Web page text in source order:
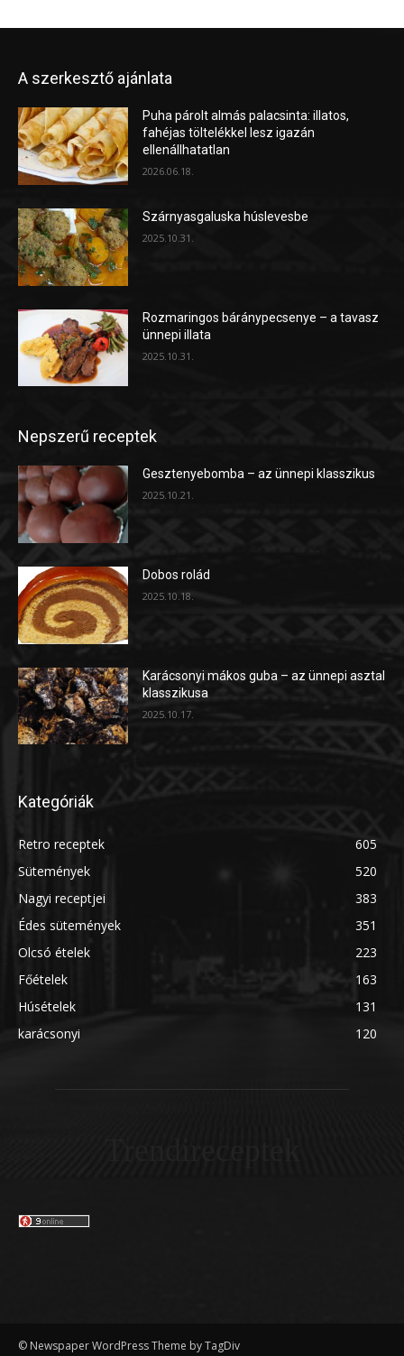
A szerkesztő ajánlata
Puha párolt almás palacsinta: illatos,
fahéjas töltelékkel lesz igazán
ellenállhatatlan
2026.06.18.
Szárnyasgaluska húslevesbe
2025.10.31.
Rozmaringos báránypecsenye – a tavasz
ünnepi illata
2025.10.31.
Nepszerű receptek
Gesztenyebomba – az ünnepi klasszikus
2025.10.21.
Dobos rolád
2025.10.18.
Karácsonyi mákos guba – az ünnepi asztal
klasszikusa
2025.10.17.
Kategóriák
Retro receptek
605
Sütemények
520
Nagyi receptjei
383
Édes sütemények
351
Olcsó ételek
223
Főételek
163
Húsételek
131
karácsonyi
120
© Newspaper WordPress Theme by TagDiv